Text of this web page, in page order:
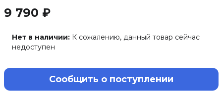
9 790 ₽
Нет в наличии: К сожалению, данный товар сейчас
недоступен
Сообщить о поступлении